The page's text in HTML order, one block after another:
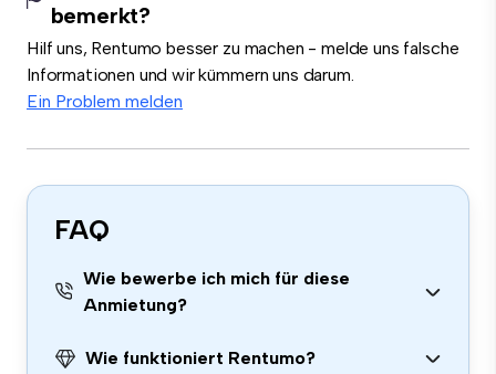
bemerkt?
Hilf uns, Rentumo besser zu machen - melde uns falsche
Informationen und wir kümmern uns darum.
Ein Problem melden
FAQ
Wie bewerbe ich mich für diese
Anmietung?
Wie funktioniert Rentumo?